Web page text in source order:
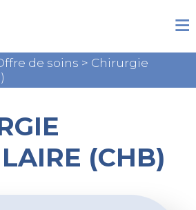
de soins > Chirurgie
(CHB)